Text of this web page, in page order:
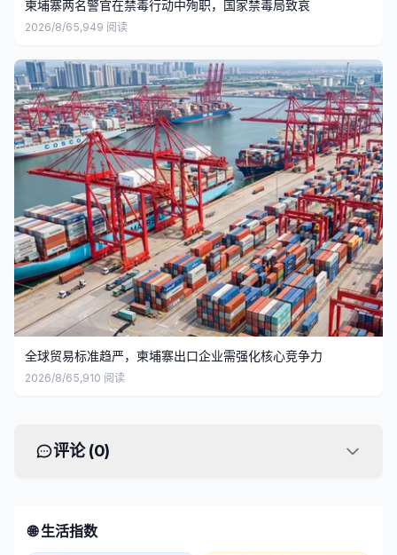
柬埔寨两名警官在禁毒行动中殉职，国家禁毒局致哀
2026/8/65,949 阅读
全球贸易标准趋严，柬埔寨出口企业需强化核心竞争力
2026/8/65,910 阅读
评论 (0)
🌐 生活指数